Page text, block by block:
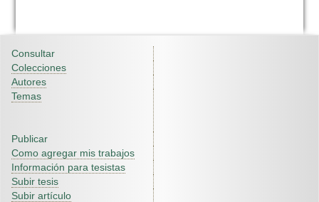
Consultar
Colecciones
Autores
Temas
Publicar
Como agregar mis trabajos
Información para tesistas
Subir tesis
Subir artículo